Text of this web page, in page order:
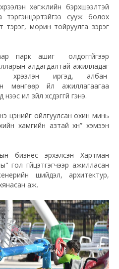
хөгжлийн бэрхшээлтэй
тэргэнцэртэйгээ сууж болох
тэрэг, морин тойруулга зэрэг
парк ашиг олдоггүйгээр
алдагдалтай ажилладаг
иргэд, албан
мөнгөөр үйл ажиллагаагаа
илүү зүйл хүсдэггүй гэнэ.
цэнийг ойлгуулсан охин минь
хамгийн азтай хүн” хэмээн
бизнес эрхэлсэн Хартман
гүйцэтгэгчээр ажилласан
шийдэл, архитектур,
аж.